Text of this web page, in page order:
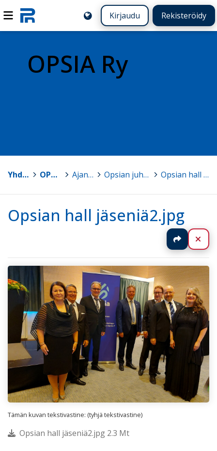
Kirjaudu Rekisteröidy
OPSIA Ry
Yhdistykset > OPSIA Ry > Ajankohtaista > Opsian juhlaseminaarin esitykset 18.-19.8.2022 > Opsian hall jäseniä2.jpg
Opsian hall jäseniä2.jpg
Jaa
Tämän kuvan tekstivastine: (tyhjä tekstivastine)
Opsian hall jäseniä2.jpg 2.3 Mt